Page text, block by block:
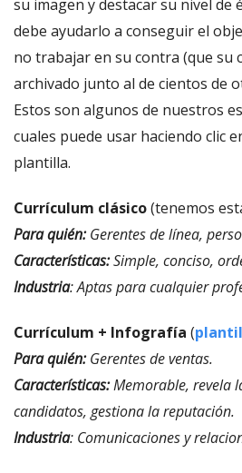
su imagen y destacar su nivel de
debe ayudarlo a conseguir el
no trabajar en su contra (que su
archivado junto al de cientos de
Estos son algunos de nuestros
cuales puede usar haciendo clic
plantilla.
Currículum clásico(tenemos
Para quién:Gerentes de línea,
Características:Simple, conciso,
Industria: Aptas para cualquier
Currículum + Infografía (
Para quién:Gerentes de ventas.
Características:Memorable, revela
candidatos, gestiona la reputación.
Industria: Comunicaciones y